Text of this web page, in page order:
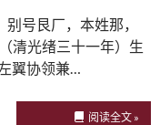
号艮厂，本姓那，
清光绪三十一年）生
翼协领兼…
阅读全文 »